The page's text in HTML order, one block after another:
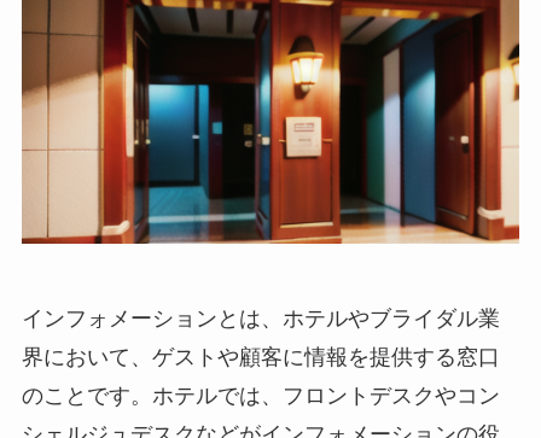
インフォメーションとは、ホテルやブライダル業
界において、ゲストや顧客に情報を提供する窓口
のことです。ホテルでは、フロントデスクやコン